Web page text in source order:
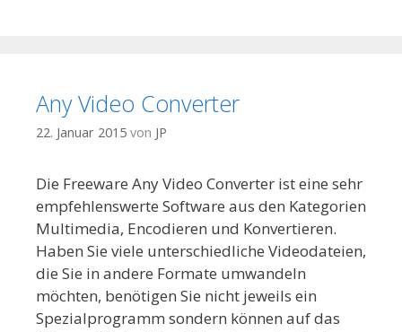
Any Video Converter
22. Januar 2015 von JP
Die Freeware Any Video Converter ist eine sehr
empfehlenswerte Software aus den Kategorien
Multimedia, Encodieren und Konvertieren.
Haben Sie viele unterschiedliche Videodateien,
die Sie in andere Formate umwandeln
möchten, benötigen Sie nicht jeweils ein
Spezialprogramm sondern können auf das